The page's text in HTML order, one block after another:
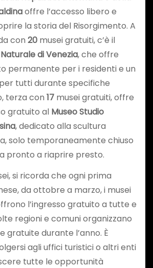
offre l’accesso libero e
la storia del Risorgimento. A
con 20musei gratuiti, c’è il
di Venezia, che offre
permanente per i residenti e un
tutti durante specifiche
terza con 17musei gratuiti, offre
gratuito al Museo Studio
, dedicato alla scultura
solo temporaneamente chiuso
pronto a riaprire presto.
si ricorda che ogni prima
da ottobre a marzo, i musei
l’ingresso gratuito a tutte e
regioni e comuni organizzano
gratuite durante l’anno. È
agli uffici turistici o altri enti
tutte le opportunità